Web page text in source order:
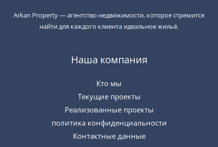
Arkan Property — агентство недвижимости, которое стремится
найти для каждого клиента идеальное жильё.
Наша компания
Кто мы
Текущие проекты
Реализованные проекты
политика конфиденциальности
Контактные данные